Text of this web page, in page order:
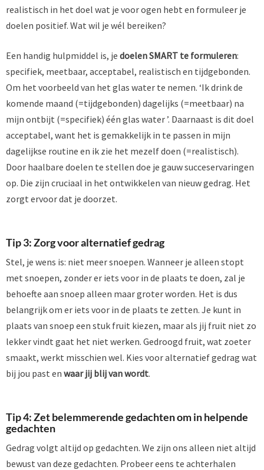
realistisch in het doel wat je voor ogen hebt en formuleer je
doelen positief. Wat wil je wél bereiken?
Een handig hulpmiddel is, je doelen SMART te formuleren:
specifiek, meetbaar, acceptabel, realistisch en tijdgebonden.
Om het voorbeeld van het glas water te nemen. ‘Ik drink de
komende maand (=tijdgebonden) dagelijks (=meetbaar) na
mijn ontbijt (=specifiek) één glas water ’. Daarnaast is dit doel
acceptabel, want het is gemakkelijk in te passen in mijn
dagelijkse routine en ik zie het mezelf doen (=realistisch).
Door haalbare doelen te stellen doe je gauw succeservaringen
op. Die zijn cruciaal in het ontwikkelen van nieuw gedrag. Het
zorgt ervoor dat je doorzet.
Tip 3: Zorg voor alternatief gedrag
Stel, je wens is: niet meer snoepen. Wanneer je alleen stopt
met snoepen, zonder er iets voor in de plaats te doen, zal je
behoefte aan snoep alleen maar groter worden. Het is dus
belangrijk om er iets voor in de plaats te zetten. Je kunt in
plaats van snoep een stuk fruit kiezen, maar als jij fruit niet zo
lekker vindt gaat het niet werken. Gedroogd fruit, wat zoeter
smaakt, werkt misschien wel. Kies voor alternatief gedrag wat
bij jou past en waar jij blij van wordt.
Tip 4: Zet belemmerende gedachten om in helpende
gedachten
Gedrag volgt altijd op gedachten. We zijn ons alleen niet altijd
bewust van deze gedachten. Probeer eens te achterhalen